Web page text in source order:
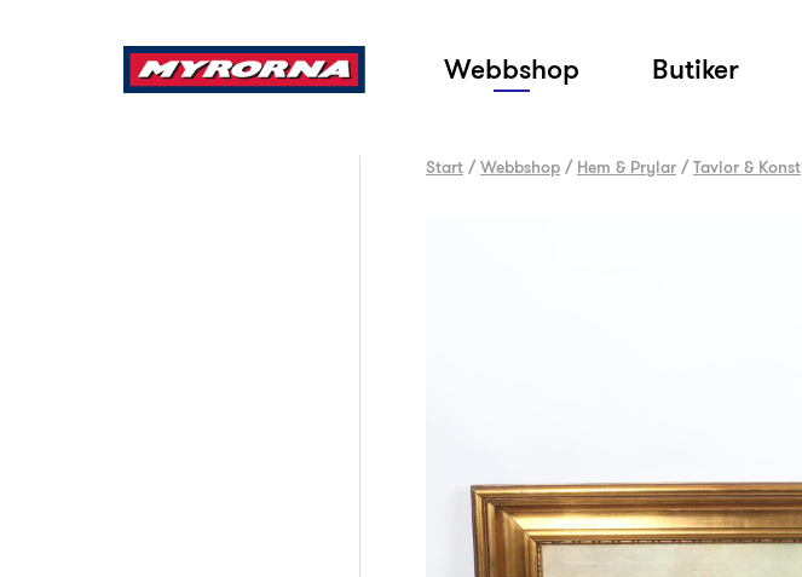
Webbshop Butiker
Start /Webbshop / Hem & Prylar /Tavlor & Konst